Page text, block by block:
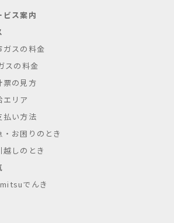
ビス案内
ガスの料金
スの料金
票の見方
エリア
払い方法
・お困りのとき
越しのとき
でんき